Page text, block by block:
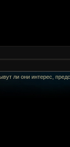
ли они интерес,